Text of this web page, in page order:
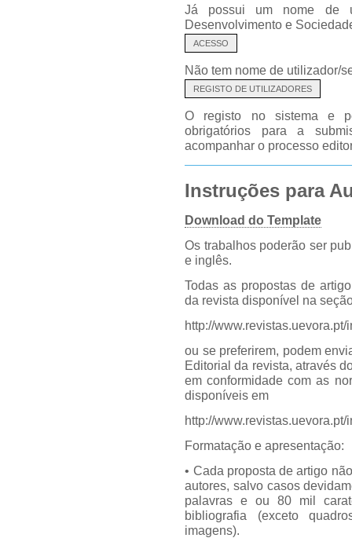
Já possui um nome de
Desenvolvimento e
ACESSO
Não tem nome de utilizador/
REGISTO DE UTILIZADORES
O registo no sistema e
obrigatórios para a
acompanhar o processo
Instruções para
Download do Template
Os trabalhos poderão ser
e inglês.
Todas as propostas de
da revista disponível na
http://
ou se preferirem, podem
Editorial da revista, através
em conformidade com as
disponíveis em
http://
Formatação e apresentação:
• Cada proposta de artigo
autores, salvo casos
palavras e ou 80 mil
bibliografia (exceto
imagens).